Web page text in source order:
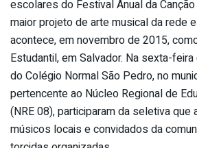
escolares do Festival Anual da
maior projeto de arte musical da rede
acontece, em novembro de 2015,
Estudantil, em Salvador. Na sexta-
do Colégio Normal São Pedro, no
pertencente ao Núcleo Regional de
(NRE 08), participaram da seletiva que
músicos locais e convidados da